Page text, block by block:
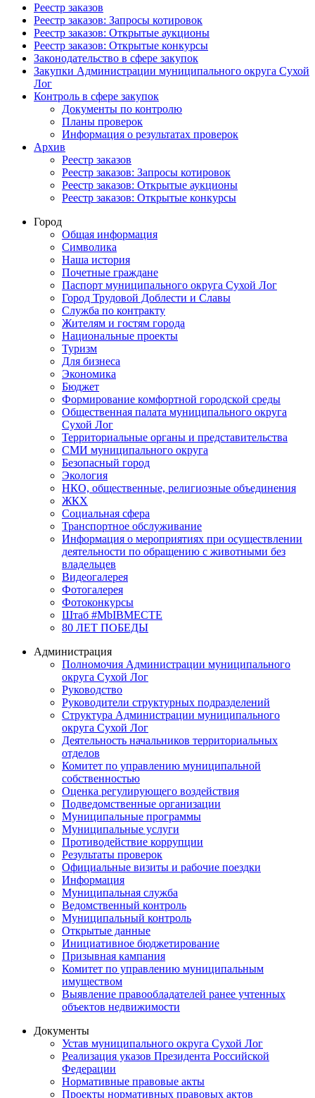
Реестр заказов
Реестр заказов: Запросы котировок
Реестр заказов: Открытые аукционы
Реестр заказов: Открытые конкурсы
Законодательство в сфере закупок
Закупки Администрации муниципального округа Сухой
Лог
Контроль в сфере закупок
Документы по контролю
Планы проверок
Информация о результатах проверок
Архив
Реестр заказов
Реестр заказов: Запросы котировок
Реестр заказов: Открытые аукционы
Реестр заказов: Открытые конкурсы
Город
Общая информация
Символика
Наша история
Почетные граждане
Паспорт муниципального округа Сухой Лог
Город Трудовой Доблести и Славы
Служба по контракту
Жителям и гостям города
Национальные проекты
Туризм
Для бизнеса
Экономика
Бюджет
Формирование комфортной городской среды
Общественная палата муниципального округа
Сухой Лог
Территориальные органы и представительства
СМИ муниципального округа
Безопасный город
Экология
НКО, общественные, религиозные объединения
ЖКХ
Социальная сфера
Транспортное обслуживание
Информация о мероприятиях при осуществлении
деятельности по обращению с животными без
владельцев
Видеогалерея
Фотогалерея
Фотоконкурсы
Штаб #MbIBMECTE
80 ЛЕТ ПОБЕДЫ
Администрация
Полномочия Администрации муниципального
округа Сухой Лог
Руководство
Руководители структурных подразделений
Структура Администрации муниципального
округа Сухой Лог
Деятельность начальников территориальных
отделов
Комитет по управлению муниципальной
собственностью
Оценка регулирующего воздействия
Подведомственные организации
Муниципальные программы
Муниципальные услуги
Противодействие коррупции
Результаты проверок
Официальные визиты и рабочие поездки
Информация
Муниципальная служба
Ведомственный контроль
Муниципальный контроль
Открытые данные
Инициативное бюджетирование
Призывная кампания
Комитет по управлению муниципальным
имуществом
Выявление правообладателей ранее учтенных
объектов недвижимости
Документы
Устав муниципального округа Сухой Лог
Реализация указов Президента Российской
Федерации
Нормативные правовые акты
Проекты нормативных правовых актов